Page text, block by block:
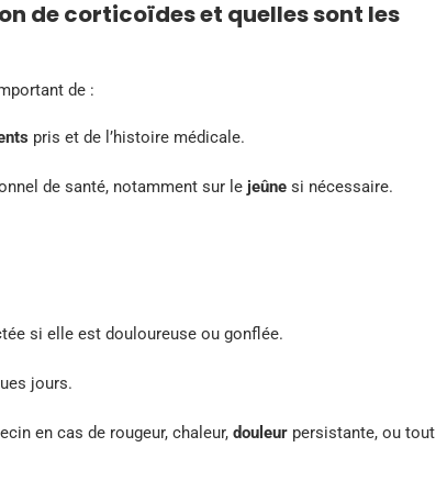
de corticoïdes et quelles sont les
de :
pris et de l’histoire médicale.
de santé, notamment sur le jeûne si nécessaire.
si elle est douloureuse ou gonflée.
jours.
en cas de rougeur, chaleur, douleur persistante, ou tout